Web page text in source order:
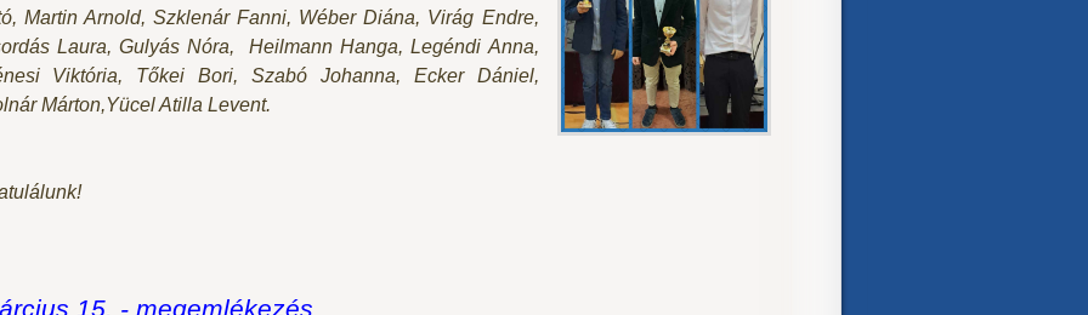
Martin Arnold, Szklenár Fanni, Wéber Diána, Virág Endre,
Laura, Gulyás Nóra,
Heilmann Hanga, Legéndi Anna,
Viktória, Tőkei Bori, SzabóJohanna, Ecker Dániel,
Márton,Yücel Atilla Levent.
15. - megemlékezés